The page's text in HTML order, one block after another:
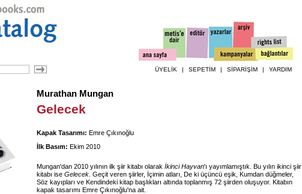
ÜYELİK | SEPETİM | SİPARİŞİM | YARDIM
Murathan Mungan
Gelecek
Kapak Tasarımı: Emre Çıkınoğlu
İlk Basım: Ekim 2010
Mungan'dan 2010 yılının ilk şiir kitabı olarak İkinci Hayvan'ı yayımlamıştık. Bu yılın ikinci şiir
kitabı ise Gelecek . Geçit veren şiirler, İçimin atları, De ki üçüncü eşik, Kumdan düğmeler,
Söz kayıpları ve Kendindeki kitap başlıkları altında toplanmış 72 şiirden oluşuyor. Kitabın
kapak tasarımı Emre Çıkınoğlu'na ait.